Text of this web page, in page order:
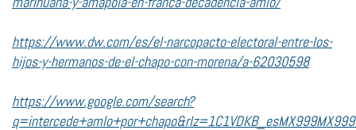
https://www.dw.com/es/el-narcopacto-electoral-entre-los-
hijos-y-hermanos-de-el-chapo-con-morena/a-62030598
https://www.google.com/search?